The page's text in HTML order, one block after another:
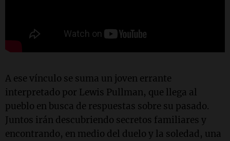
A ese vínculo se suma un joven errante
interpretado por Lewis Pullman, que llega al
pueblo en busca de respuestas sobre su pasado.
Juntos irán descubriendo secretos familiares y
encontrando, en medio del duelo y la soledad, una